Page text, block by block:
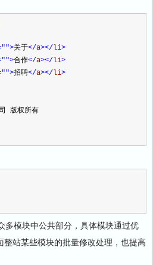
>关于</a></ li>
>合作</a></ li>
>招聘</a></ li>
版权所有
模块中公共部分，具体模块通过优
站某些模块的批量修改处理，也提高